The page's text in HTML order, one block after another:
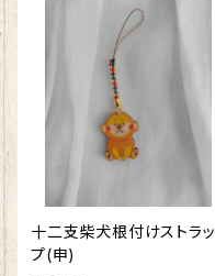
十二支柴犬根付けストラッ
プ(申)